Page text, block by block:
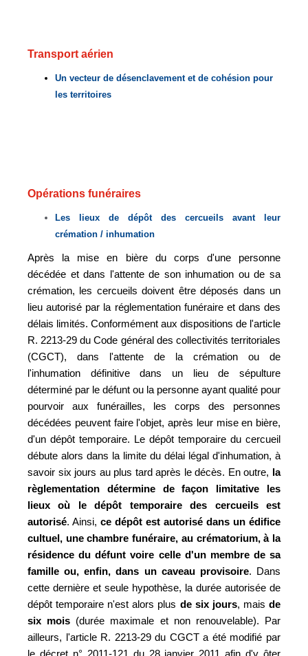
Transport aérien
Un vecteur de désenclavement et de cohésion pour
les territoires
Opérations funéraires
Les lieux de dépôt des cercueils avant leur
crémation / inhumation
Après la mise en bière du corps d'une personne
décédée et dans l'attente de son inhumation ou de sa
crémation, les cercueils doivent être déposés dans un
lieu autorisé par la réglementation funéraire et dans des
délais limités. Conformément aux dispositions de l'article
R. 2213-29 du Code général des collectivités territoriales
(CGCT), dans l'attente de la crémation ou de
l'inhumation définitive dans un lieu de sépulture
déterminé par le défunt ou la personne ayant qualité pour
pourvoir aux funérailles, les corps des personnes
décédées peuvent faire l'objet, après leur mise en bière,
d'un dépôt temporaire. Le dépôt temporaire du cercueil
débute alors dans la limite du délai légal d'inhumation, à
savoir six jours au plus tard après le décès. En outre, la
règlementation détermine de façon limitative les
lieux où le dépôt temporaire des cercueils est
autorisé. Ainsi, ce dépôt est autorisé dans un édifice
cultuel, une chambre funéraire, au crématorium, à la
résidence du défunt voire celle d'un membre de sa
famille ou, enfin, dans un caveau provisoire. Dans
cette dernière et seule hypothèse, la durée autorisée de
dépôt temporaire n'est alors plus de six jours, maisde
six mois (durée maximale et non renouvelable). Par
ailleurs, l'article R. 2213-29 du CGCT a été modifié par